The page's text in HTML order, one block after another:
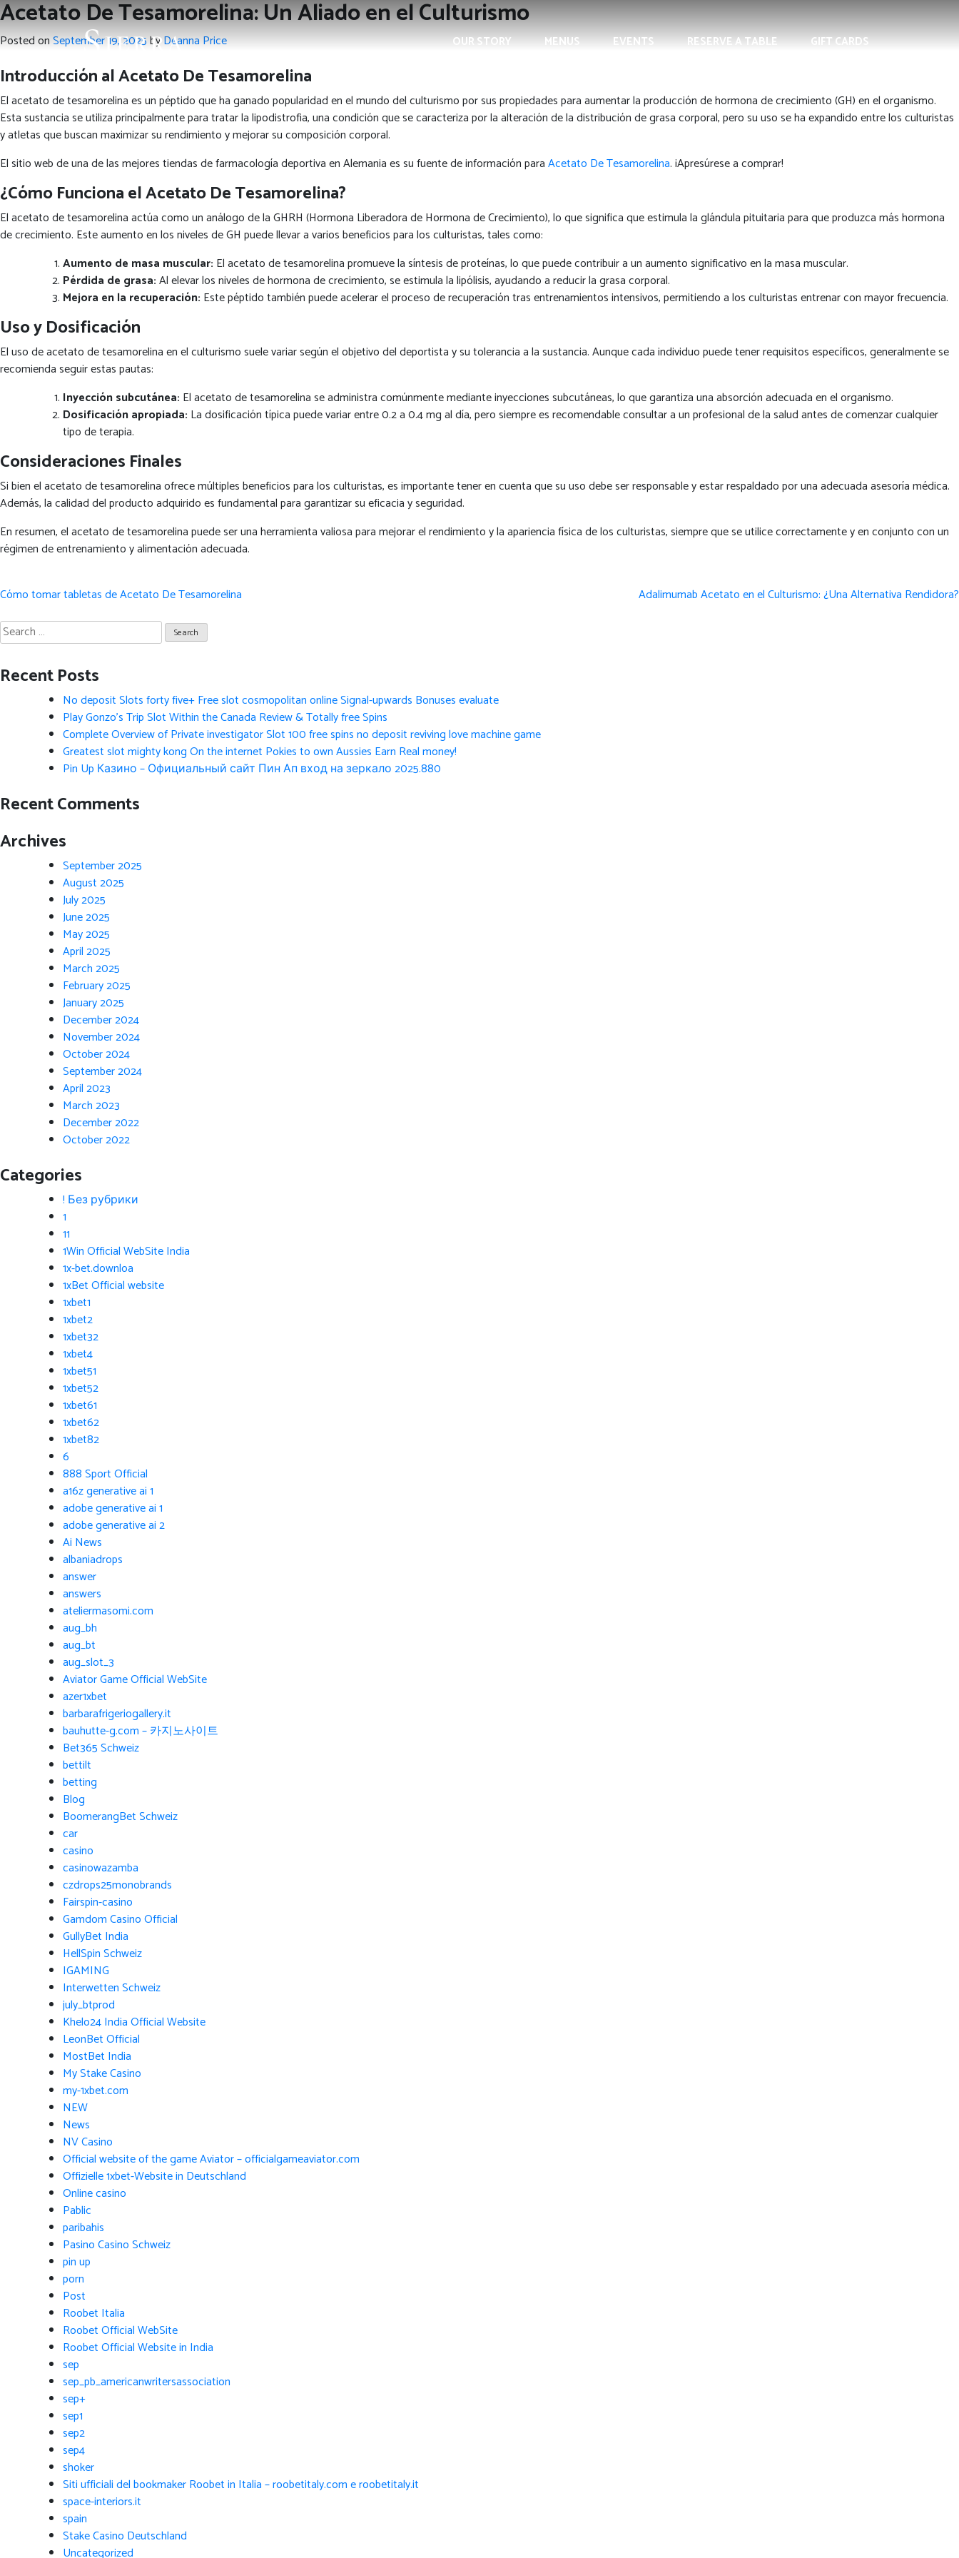
OUR STORY MENUS EVENTS RESERVE A TABLE GIFT CARDS
Acetato De Tesamorelina: Un Aliado en el Culturismo
Posted onSeptember 19, 2025byDeanna Price
Introducción al Acetato De Tesamorelina
El acetato de tesamorelina es un péptido que ha ganado popularidad en el mundo del culturismo por sus propiedades para aumentar la producción de hormona de crecimiento (GH) en el organismo.
Esta sustancia se utiliza principalmente para tratar la lipodistrofia, una condición que se caracteriza por la alteración de la distribución de grasa corporal, pero su uso se ha expandido entre los culturistas
y atletas que buscan maximizar su rendimiento y mejorar su composición corporal.
El sitio web de una de las mejores tiendas de farmacología deportiva en Alemania es su fuente de información paraAcetato De Tesamorelina. ¡Apresúrese a comprar!
¿Cómo Funciona el Acetato De Tesamorelina?
El acetato de tesamorelina actúa como un análogo de la GHRH (Hormona Liberadora de Hormona de Crecimiento), lo que significa que estimula la glándula pituitaria para que produzca más hormona
de crecimiento. Este aumento en los niveles de GH puede llevar a varios beneficios para los culturistas, tales como:
Aumento de masa muscular: El acetato de tesamorelina promueve la síntesis de proteínas, lo que puede contribuir a un aumento significativo en la masa muscular.
Pérdida de grasa:Al elevar los niveles de hormona de crecimiento, se estimula la lipólisis, ayudando a reducir la grasa corporal.
Mejora en la recuperación: Este péptido también puede acelerar el proceso de recuperación tras entrenamientos intensivos, permitiendo a los culturistas entrenar con mayor frecuencia.
Uso y Dosificación
El uso de acetato de tesamorelina en el culturismo suele variar según el objetivo del deportista y su tolerancia a la sustancia. Aunque cada individuo puede tener requisitos específicos, generalmente se
recomienda seguir estas pautas:
Inyección subcutánea: El acetato de tesamorelina se administra comúnmente mediante inyecciones subcutáneas, lo que garantiza una absorción adecuada en el organismo.
Dosificación apropiada: La dosificación típica puede variar entre 0.2 a 0.4 mg al día, pero siempre es recomendable consultar a un profesional de la salud antes de comenzar cualquier
tipo de terapia.
Consideraciones Finales
Si bien el acetato de tesamorelina ofrece múltiples beneficios para los culturistas, es importante tener en cuenta que su uso debe ser responsable y estar respaldado por una adecuada asesoría médica.
Además, la calidad del producto adquirido es fundamental para garantizar su eficacia y seguridad.
En resumen, el acetato de tesamorelina puede ser una herramienta valiosa para mejorar el rendimiento y la apariencia física de los culturistas, siempre que se utilice correctamente y en conjunto con un
régimen de entrenamiento y alimentación adecuada.
Post
navigation
Cómo tomar tabletas de Acetato De Tesamorelina
Adalimumab Acetato en el Culturismo: ¿Una Alternativa Rendidora?
Search
for:
Recent Posts
No deposit Slots forty five+ Free slot cosmopolitan online Signal-upwards Bonuses evaluate
Play Gonzo’s Trip Slot Within the Canada Review & Totally free Spins
Complete Overview of Private investigator Slot 100 free spins no deposit reviving love machine game
Greatest slot mighty kong On the internet Pokies to own Aussies Earn Real money!
Pin Up Казино – Официальный сайт Пин Ап вход на зеркало 2025.880
Recent Comments
Archives
September 2025
August 2025
July 2025
June 2025
May 2025
April 2025
March 2025
February 2025
January 2025
December 2024
November 2024
October 2024
September 2024
April 2023
March 2023
December 2022
October 2022
Categories
! Без рубрики
1
11
1Win Official WebSite India
1x-bet.downloa
1xBet Official website
1xbet1
1xbet2
1xbet32
1xbet4
1xbet51
1xbet52
1xbet61
1xbet62
1xbet82
6
888 Sport Official
a16z generative ai 1
adobe generative ai 1
adobe generative ai 2
Ai News
albaniadrops
answer
answers
ateliermasomi.com
aug_bh
aug_bt
aug_slot_3
Aviator Game Official WebSite
azer1xbet
barbarafrigeriogallery.it
bauhutte-g.com – 카지노사이트
Bet365 Schweiz
bettilt
betting
Blog
BoomerangBet Schweiz
car
casino
casinowazamba
czdrops25monobrands
Fairspin-casino
Gamdom Casino Official
GullyBet India
HellSpin Schweiz
IGAMING
Interwetten Schweiz
july_btprod
Khelo24 India Official Website
LeonBet Official
MostBet India
My Stake Casino
my-1xbet.com
NEW
News
NV Casino
Official website of the game Aviator – officialgameaviator.com
Offizielle 1xbet-Website in Deutschland
Online casino
Pablic
paribahis
Pasino Casino Schweiz
pin up
porn
Post
Roobet Italia
Roobet Official WebSite
Roobet Official Website in India
sep
sep_pb_americanwritersassociation
sep+
sep1
sep2
sep4
shoker
Siti ufficiali del bookmaker Roobet in Italia – roobetitaly.com e roobetitaly.it
space-interiors.it
spain
Stake Casino Deutschland
Uncategorized